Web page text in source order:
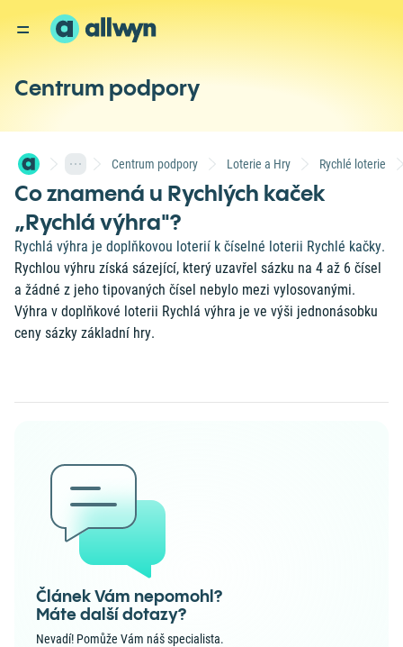
Centrum podpory
Centrum podpory Loterie a Hry Rychlé loterie
Co znamená u Rychlých kaček
„Rychlá výhra"?
Rychlá výhra je doplňkovou loterií k číselné loterii Rychlé kačky.
Rychlou výhru získá sázející, který uzavřel sázku na 4 až 6 čísel
a žádné z jeho tipovaných čísel nebylo mezi vylosovanými.
Výhra v doplňkové loterii Rychlá výhra je ve výši jednonásobku
ceny sázky základní hry.
Článek Vám nepomohl?
Máte další dotazy?
Nevadí! Pomůže Vám náš specialista.